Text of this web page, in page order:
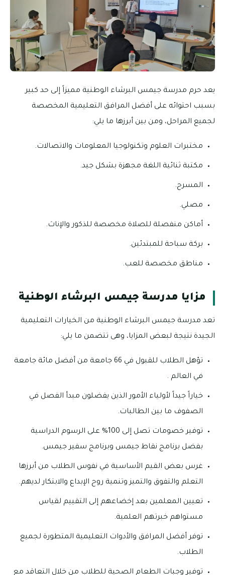
يعد حرم مدرسة جيمس البرشاء الوطنية مميزاً إلى حد كبير
بسبب احتوائه على أفضل المرافق التعليمية المخصصة
لجميع المراحل، ومن بين أبرزها ما يلي:
مختبرات العلوم وتكنولوجيا المعلومات والاتصالات.
مكتبة ثنائية اللغة مجهزة بشكل جيد.
المسرح.
مصلي.
أماكن منفصلة للصلاة مخصصة للذكور والإناث.
بركة سباحة للمبتدئين.
مناطق مخصصة للعب.
مزايا مدرسة جيمس البرشاء الوطنية
تعد مدرسة جيمس البرشاء الوطنية من الخيارات التعليمية
الجيدة نتيجة لبعض المزايا، وهى تتضمن ما يلي:
تؤهل الطلاب للقبول في 66 جامعة من أفضل مائة جامعة
في العالم .
خياراً جيداً لأولياء الأمور الذين يفضلون مبدأ الفصل في
الصفوف ما بين الطالبات.
توفير خصومات تصل إلى 100% على الرسوم الدراسية
بفضل برنامج نقاط جيمس وبرنامج سفير جيمس.
غرس بعض القيم الأساسية في نفوس الطلاب من أبرزها
التعلم والتفوق والتميز وتنمية روح الإبداع والابتكار لديهم.
تعيين المعلمين بعد إخضاعهم إلى التقييم لقياس
مستواهم خبرتهم العلمية.
توفر أفضل المرافق والأدوات التعليمية المتطورة لجميع
الطلاب.
توفير وجبات الطعام الصحية للطلاب من خلال التعاقد مع